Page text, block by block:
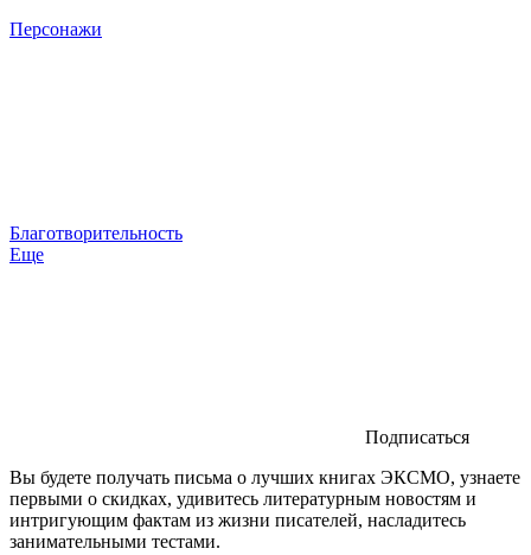
Персонажи
Благотворительность
Еще
Подписаться
Вы будете получать письма о лучших книгах ЭКСМО, узнаете
первыми о скидках, удивитесь литературным новостям и
интригующим фактам из жизни писателей, насладитесь
занимательными тестами.